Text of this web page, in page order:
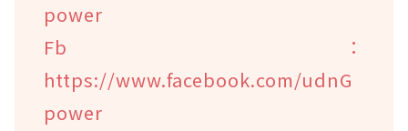
power
Fb：
https://www.facebook.com/udnG
power